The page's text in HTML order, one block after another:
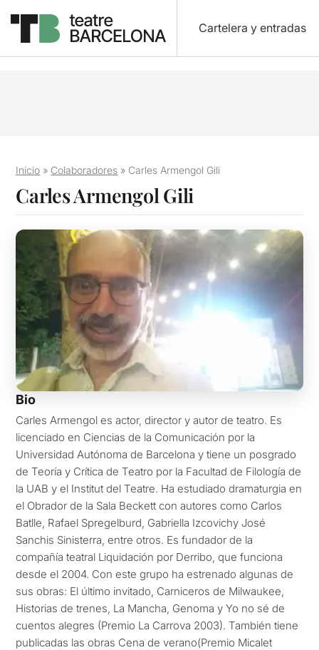
Cartelera y entradas
Inicio » Colaboradores » Carles Armengol Gili
Carles Armengol Gili
Bio
Carles Armengol es actor, director y autor de teatro. Es
licenciado en Ciencias de la Comunicación por la
Universidad Autónoma de Barcelona y tiene un posgrado
de Teoría y Crítica de Teatro por la Facultad de Filología de
la UAB y el Institut del Teatre. Ha estudiado dramaturgia en
el Obrador de la Sala Beckett con autores como Carlos
Batlle, Rafael Spregelburd, Gabriella Izcovichy José
Sanchis Sinisterra, entre otros. Es fundador de la
compañía teatral Liquidación por Derribo, que funciona
desde el 2004. Con este grupo ha estrenado algunas de
sus obras: El último invitado, Carniceros de Milwaukee,
Historias de trenes, La Mancha, Genoma y Yo no sé de
cuentos alegres (Premio La Carrova 2003). También tiene
publicadas las obras Cena de verano(Premio Micalet